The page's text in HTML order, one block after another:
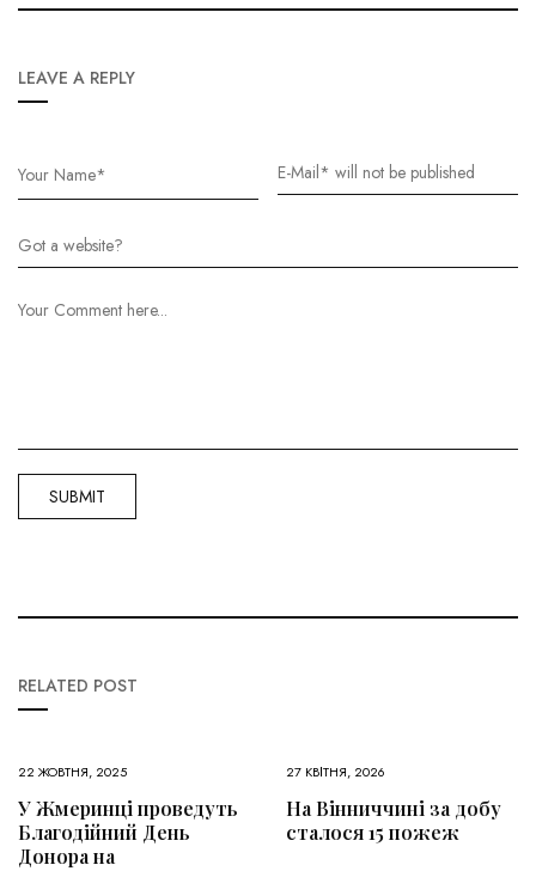
LEAVE A REPLY
RELATED POST
22 ЖОВТНЯ, 2025
У Жмеринці проведуть
Благодійний День
Донора на
27 КВІТНЯ, 2026
На Вінниччині за добу
сталося 15 пожеж